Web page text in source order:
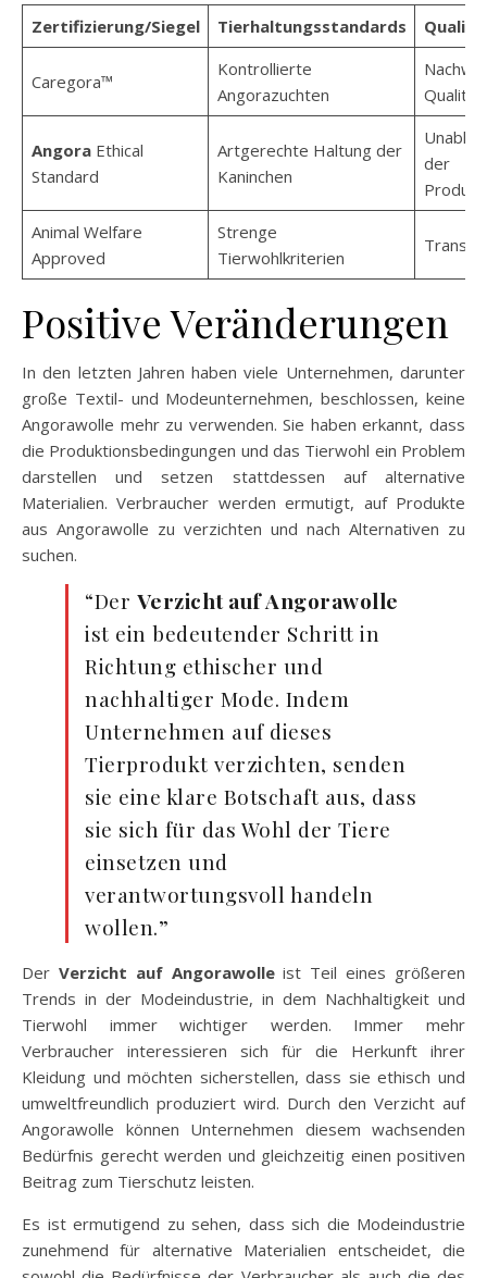
Zertifizierung/Siegel Tierhaltungsstandards
Caregora™
Kontrollierte
Angorazuchten
Qualität
AngoraEthical
Standard
Artgerechte Haltung der
Kaninchen
der
Animal Welfare
Approved
Strenge
Tierwohlkriterien
Positive Veränderungen
In den letzten Jahren haben viele Unternehmen, darunter
große Textil- und Modeunternehmen, beschlossen, keine
Angorawolle mehr zu verwenden. Sie haben erkannt, dass
die Produktionsbedingungen und das Tierwohl ein Problem
darstellen und setzen stattdessen auf alternative
Materialien. Verbraucher werden ermutigt, auf Produkte
aus Angorawolle zu verzichten und nach Alternativen zu
suchen.
“Der Verzicht auf Angorawolle
ist ein bedeutender Schritt in
Richtung ethischer und
nachhaltiger Mode. Indem
Unternehmen auf dieses
Tierprodukt verzichten, senden
sie eine klare Botschaft aus, dass
sie sich für das Wohl der Tiere
einsetzen und
verantwortungsvoll handeln
wollen.”
Der Verzicht auf Angorawolleist Teil eines größeren
Trends in der Modeindustrie, in dem Nachhaltigkeit und
Tierwohl immer wichtiger werden. Immer mehr
Verbraucher interessieren sich für die Herkunft ihrer
Kleidung und möchten sicherstellen, dass sie ethisch und
umweltfreundlich produziert wird. Durch den Verzicht auf
Angorawolle können Unternehmen diesem wachsenden
Bedürfnis gerecht werden und gleichzeitig einen positiven
Beitrag zum Tierschutz leisten.
Es ist ermutigend zu sehen, dass sich die Modeindustrie
zunehmend für alternative Materialien entscheidet, die